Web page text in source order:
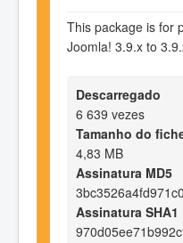
This package is for
Joomla! 3.9.x to
Descarregado
6 639 vezes
Tamanho do
4,83 MB
Assinatura MD5
Assinatura SHA1